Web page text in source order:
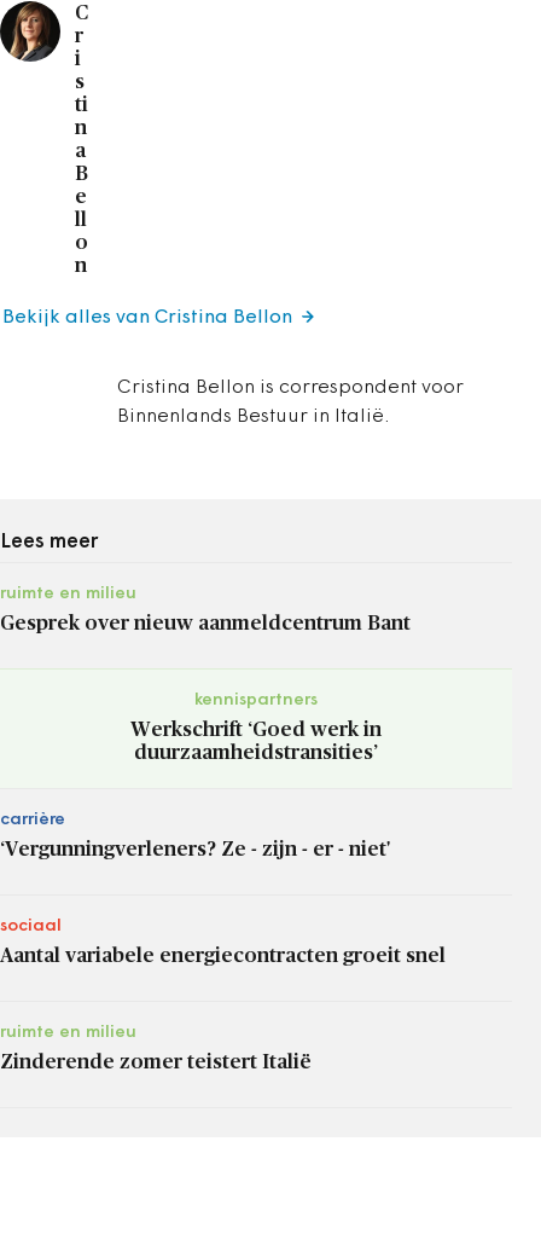
C
r
i
s
ti
n
a
B
e
ll
o
n
Cristina Bellon is correspondent voor
Binnenlands Bestuur in Italië.
Bekijk alles van Cristina Bellon
Lees meer
ruimte en milieu
Gesprek over nieuw aanmeldcentrum Bant
kennispartners
Werkschrift ‘Goed werk in
duurzaamheidstransities’
carrière
‘Vergunningverleners? Ze - zijn - er - niet'
sociaal
Aantal variabele energiecontracten groeit snel
ruimte en milieu
Zinderende zomer teistert Italië